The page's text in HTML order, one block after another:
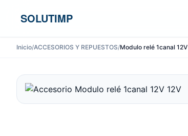
SOLUTIMP
Inicio/ACCESORIOS Y REPUESTOS/Modulo relé 1canal 12V